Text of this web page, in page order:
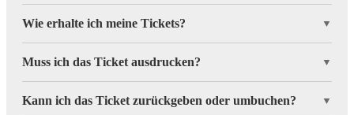
Wie erhalte ich meine Tickets? ▼
Muss ich das Ticket ausdrucken? ▼
Kann ich das Ticket zurückgeben oder umbuchen? ▼